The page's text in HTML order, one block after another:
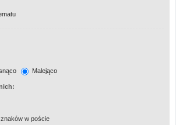
Malejąco
znaków w poście